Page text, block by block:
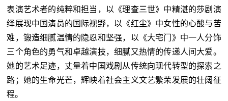
表演艺术者的纯粹和担当，以《理查三世》中精湛的莎剧演
绎展现中国演员的国际视野，以《红尘》中女性的心酸与苦
难，锻造细腻温情的隐忍和坚强，以《大宅门》中一人分饰
三个角色的勇气和卓越演技，细腻又热情的传递人间大爱。
她的艺术足迹，丈量着中国戏剧从传统向现代转型的探索之
路；她的生命光芒，辉映着社会主义文艺繁荣发展的壮阔征
程。